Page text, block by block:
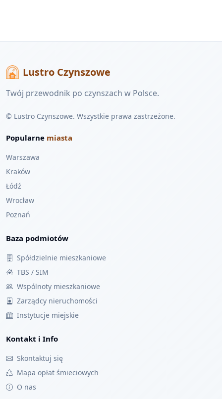
Lustro Czynszowe
Twój przewodnik po czynszach w Polsce.
© Lustro Czynszowe. Wszystkie prawa zastrzeżone.
Popularne miasta
Warszawa
Kraków
Łódź
Wrocław
Poznań
Baza podmiotów
Spółdzielnie mieszkaniowe
TBS / SIM
Wspólnoty mieszkaniowe
Zarządcy nieruchomości
Instytucje miejskie
Kontakt i Info
Skontaktuj się
Mapa opłat śmieciowych
O nas